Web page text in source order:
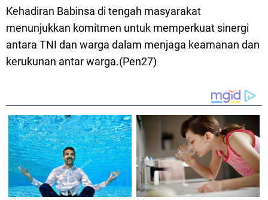
Kehadiran Babinsa di tengah masyarakat
menunjukkan komitmen untuk memperkuat sinergi
antara TNI dan warga dalam menjaga keamanan dan
kerukunan antar warga.(Pen27)